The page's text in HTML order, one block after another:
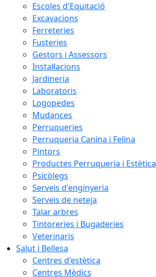
Escoles d'Equitació
Excavacions
Ferreteries
Fusteries
Gestors i Assessors
Instal·lacions
Jardineria
Laboratoris
Logopedes
Mudances
Perruqueries
Perruqueria Canina i Felina
Pintors
Productes Perruqueria i Estètica
Psicòlegs
Serveis d'enginyeria
Serveis de neteja
Talar arbres
Tintoreries i Bugaderies
Veterinaris
Salut i Bellesa
Centres d'estètica
Centres Mèdics